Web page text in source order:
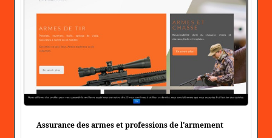
Assurance des armes et professions de l'armement